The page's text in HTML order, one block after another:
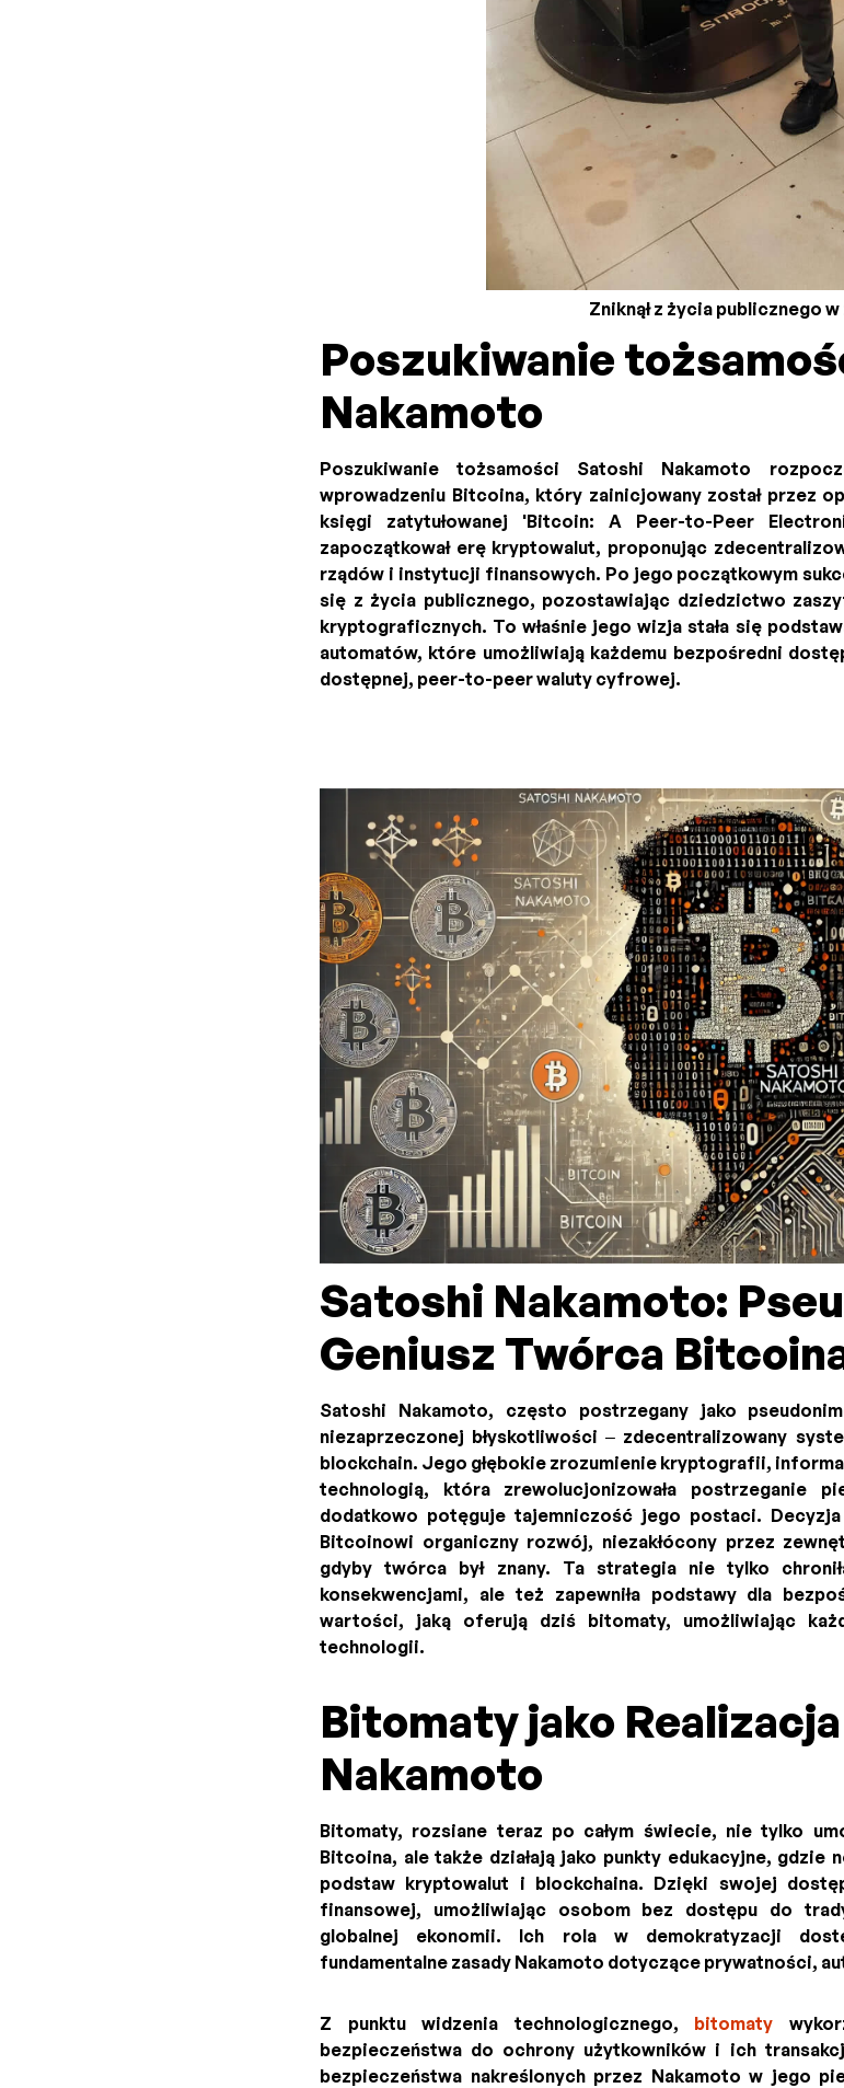
Zniknął z życia publicznego w
Poszukiwanie
Nakamoto
Poszukiwanie tożsamości Satoshi Nakamoto
wprowadzeniu Bitcoina, który zainicjowany został przez
księgi zatytułowanej 'Bitcoin: A Peer-to-Peer
zapoczątkował erę kryptowalut, proponując
rządów i instytucji finansowych. Po jego początkowym
się z życia publicznego, pozostawiając dziedzictwo
kryptograficznych. To właśnie jego wizja stała się
automatów, które umożliwiają każdemu bezpośredni
dostępnej, peer-to-peer waluty cyfrowej.
Satoshi Nakamoto:
Geniusz Twórca
Satoshi Nakamoto, często postrzegany jako
niezaprzeczonej błyskotliwości – zdecentralizowany
blockchain. Jego głębokie zrozumienie kryptografii,
technologią, która zrewolucjonizowała postrzeganie
dodatkowo potęguje tajemniczość jego postaci.
Bitcoinowi organiczny rozwój, niezakłócony przez
gdyby twórca był znany. Ta strategia nie tylko
konsekwencjami, ale też zapewniła podstawy dla
wartości, jaką oferują dziś bitomaty, umożliwiając
technologii.
Bitomaty jako
Nakamoto
Bitomaty, rozsiane teraz po całym świecie, nie tylko
Bitcoina, ale także działają jako punkty edukacyjne, gdzie
podstaw kryptowalut i blockchaina. Dzięki swojej
finansowej, umożliwiając osobom bez dostępu do
globalnej ekonomii. Ich rola w demokratyzacji
fundamentalne zasady Nakamoto dotyczące prywatności,
Z punktu widzenia technologicznego, bitomaty
bezpieczeństwa do ochrony użytkowników i ich
bezpieczeństwa nakreślonych przez Nakamoto w jego